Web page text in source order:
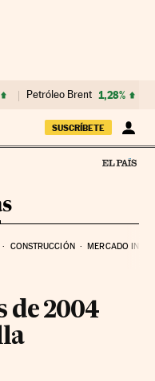
Petróleo Brent 1,28%
SUSCRÍBETE
CONSTRUCCIÓN MERCADO
de 2004